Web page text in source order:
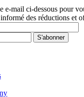
e-mail ci-dessous pour
des réductions et
S'abonner